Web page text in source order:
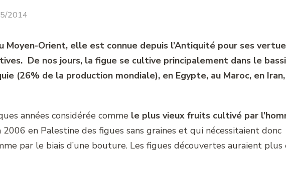
2014
Moyen-Orient, elle est connue depuis l’Antiquité pour ses
De nos jours, la figue se cultive principalement dans le
(26% de la production mondiale), en Egypte, au Maroc, en
années considérée comme le plus vieux fruits cultivé par
en Palestine des figues sans graines et qui nécessitaient donc
par le biais d’une bouture. Les figues découvertes auraient plus